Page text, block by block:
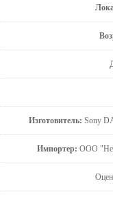
Изготовитель: Sony
Импортер: ООО